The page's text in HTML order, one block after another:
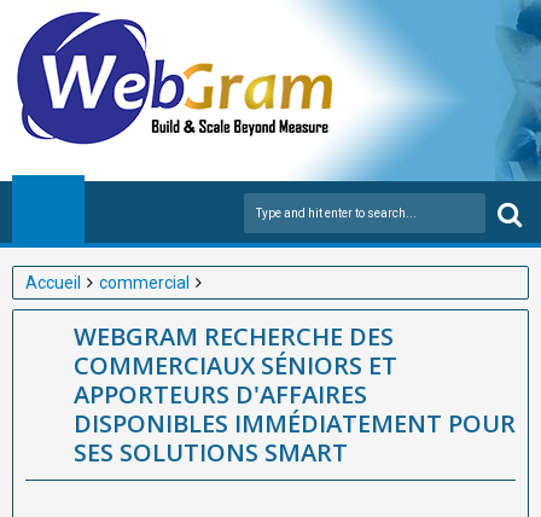
Accueil
commercial
WEBGRAM RECHERCHE DES COMMERCIAUX SÉNIORS ET
APPORTEURS D'AFFAIRES DISPONIBLES IMMÉDIATEMENT
POUR SES SOLUTIONS SMART
WEBGRAM RECHERCHE DES
COMMERCIAUX SÉNIORS ET
APPORTEURS D'AFFAIRES
DISPONIBLES IMMÉDIATEMENT POUR
SES SOLUTIONS SMART